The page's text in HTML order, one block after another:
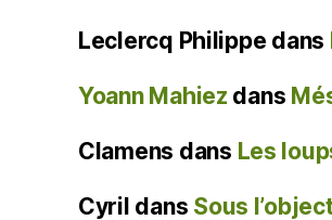
Leclercq Philippe dans
Yoann Mahiez dans
Clamens dans Les
Cyril dans Sous